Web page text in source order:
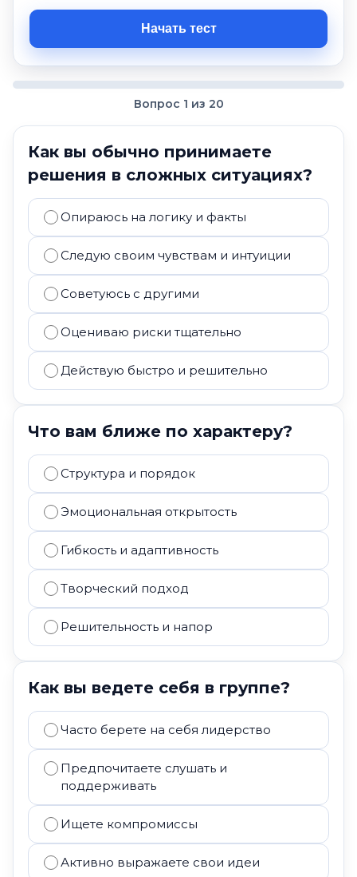
Начать тест
Вопрос 1 из 20
Как вы обычно принимаете
решения в сложных ситуациях?
Опираюсь на логику и факты
Следую своим чувствам и интуиции
Советуюсь с другими
Оцениваю риски тщательно
Действую быстро и решительно
Что вам ближе по характеру?
Структура и порядок
Эмоциональная открытость
Гибкость и адаптивность
Творческий подход
Решительность и напор
Как вы ведете себя в группе?
Часто берете на себя лидерство
Предпочитаете слушать и
поддерживать
Ищете компромиссы
Активно выражаете свои идеи